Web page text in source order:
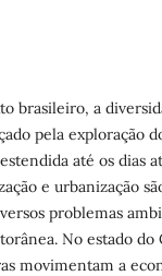
brasileiro, a
pela exploração
até os dias
e urbanização
problemas
No estado
movimentam a